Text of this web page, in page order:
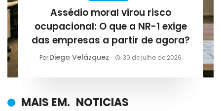
Assédio moral virou risco
ocupacional: O que a NR-1 exige
das empresas a partir de agora?
PorDiego Velázquez 30 de julho de 2026
MAIS EM. NOTICIAS